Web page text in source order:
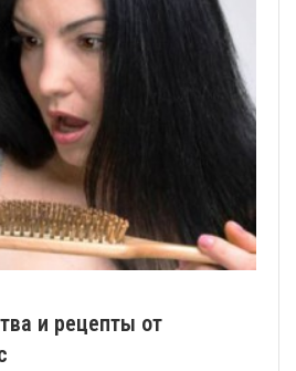
и рецепты от